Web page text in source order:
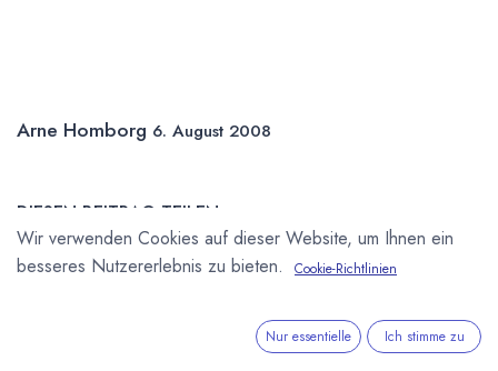
Arne Homborg 6. August 2008
DIESEN BEITRAG TEILEN
Wir verwenden Cookies auf dieser Website, um Ihnen ein
besseres Nutzererlebnis zu bieten.
Cookie-Richtlinien
Nur essentielle Ich stimme zu